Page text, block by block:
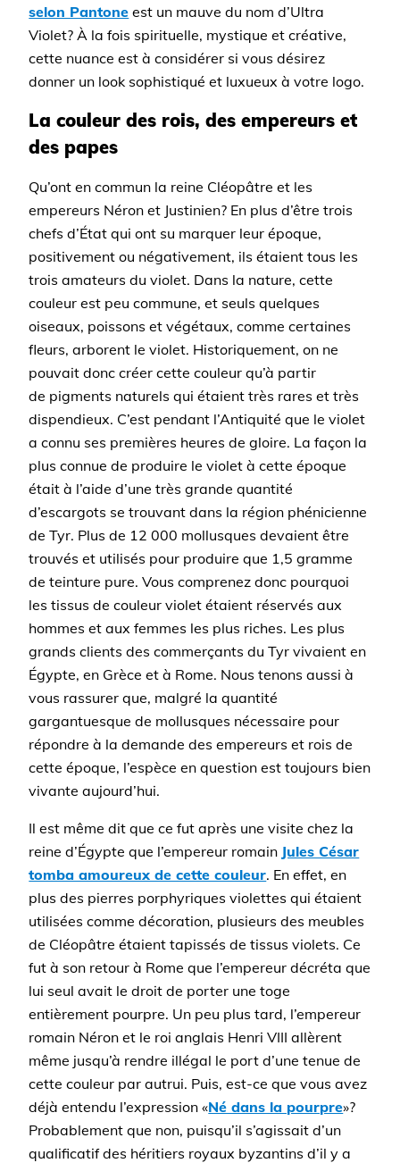
selon Pantone est un mauve du nom d’Ultra
Violet? À la fois spirituelle, mystique et créative,
cette nuance est à considérer si vous désirez
donner un look sophistiqué et luxueux à votre logo.
La couleur des rois, des empereurs et
des papes
Qu’ont en commun la reine Cléopâtre et les
empereurs Néron et Justinien? En plus d’être trois
chefs d’État qui ont su marquer leur époque,
positivement ou négativement, ils étaient tous les
trois amateurs du violet. Dans la nature, cette
couleur est peu commune, et seuls quelques
oiseaux, poissons et végétaux, comme certaines
fleurs, arborent le violet. Historiquement, on ne
pouvait donc créer cette couleur qu’à partir
de pigments naturels qui étaient très rares et très
dispendieux. C’est pendant l’Antiquité que le violet
a connu ses premières heures de gloire. La façon la
plus connue de produire le violet à cette époque
était à l’aide d’une très grande quantité
d’escargots se trouvant dans la région phénicienne
de Tyr. Plus de 12 000 mollusques devaient être
trouvés et utilisés pour produire que 1,5 gramme
de teinture pure. Vous comprenez donc pourquoi
les tissus de couleur violet étaient réservés aux
hommes et aux femmes les plus riches. Les plus
grands clients des commerçants du Tyr vivaient en
Égypte, en Grèce et à Rome. Nous tenons aussi à
vous rassurer que, malgré la quantité
gargantuesque de mollusques nécessaire pour
répondre à la demande des empereurs et rois de
cette époque, l’espèce en question est toujours bien
vivante aujourd’hui.
Il est même dit que ce fut après une visite chez la
reine d’Égypte que l’empereur romain Jules César
tomba amoureux de cette couleur. En effet, en
plus des pierres porphyriques violettes qui étaient
utilisées comme décoration, plusieurs des meubles
de Cléopâtre étaient tapissés de tissus violets. Ce
fut à son retour à Rome que l’empereur décréta que
lui seul avait le droit de porter une toge
entièrement pourpre. Un peu plus tard, l’empereur
romain Néron et le roi anglais Henri VIII allèrent
même jusqu’à rendre illégal le port d’une tenue de
cette couleur par autrui. Puis, est-ce que vous avez
déjà entendu l’expression «Né dans la pourpre»?
Probablement que non, puisqu’il s’agissait d’un
qualificatif des héritiers royaux byzantins d’il y a